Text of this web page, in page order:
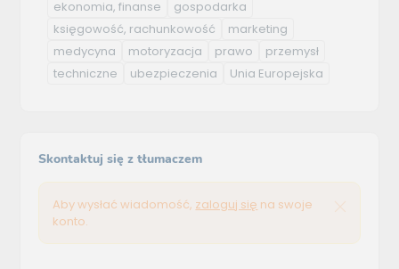
ekonomia, finanse
gospodarka
księgowość, rachunkowość
marketing
medycyna
motoryzacja prawo
przemysł
techniczne
ubezpieczenia Unia Europejska
Skontaktuj się z tłumaczem
Aby wysłać wiadomość, zaloguj się na swoje
konto.